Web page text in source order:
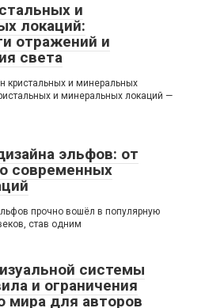
и
локаций:
отражений и
света
кристальных и минеральных
и минеральных локаций —
эльфов: от
современных
прочно вошёл в популярную
став одним
системы
и ограничения
мира для авторов